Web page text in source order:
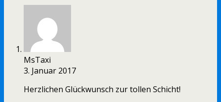
MsTaxi
3. Januar 2017
Herzlichen Glückwunsch zur tollen Schicht!